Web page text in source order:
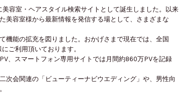
容室・ヘアスタイル検索サイトとして誕生しました。以来
美容室様から最新情報を発信する場として、さまざまな
機能の拡充を図りました。おかげさまで現在では、全国
ご利用頂いております。
、スマートフォン専用サイトでは月間約860万PVを記録
次会関連の「ビューティーナビウエディング」や、男性向